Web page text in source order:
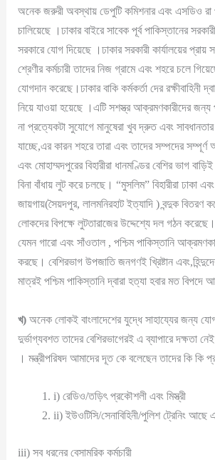
অনেক জরুরী অবস্থায় ডেপুটি কমিশনার এবং এসডিও
চালিয়েছে ।ঢাকার বাইরে সাবেক পূর্ব পাকিস্তানের সরকারী
সরকারে যোগ দিয়েছে ।ঢাকার সরকারী কার্যালয়ের
শ্রেণীর কর্মচারী তাদের নিজ গ্রামে এবং শহরে চলে
যোগদান করেছে।ঢাকার বাকি কর্মকর্তা দের রক্ষীবাহিনী
নিয়ে যাওয়া হয়েছে ।এটি সশস্ত্র আক্রমণকারীদের
না প্রত্যেকটা সুযোগে মানুষেরা খুব দ্রুত এবং সাবধানতার
যাচ্ছে,এর কারন শহরে তারা এবং তাদের সম্পদের সম্পূর্ণ
এবং মোহাম্মদপুরের বিহারীরা ধানমণ্ডির বেশির ভাগ
বিনা বাঁধায় লুট করে চলছে। “মুসলিম” বিহারীরা ঢাকা
জায়গায়(সৈয়দপুর, লালমনিরহাট ইত্যাদি ) বন্দুক বিতরণ
লোকদের বিপক্ষে লুটতারাজের উদ্দেশ্যে দল গঠন
যেমন গারো এবং সাঁওতাল , পশ্চিম পাকিস্তানি
করছে। বেশিরভাগ উপজাতি জনগণই খ্রিষ্টান
মাত্রই পশ্চিম পাকিস্তানি দ্বারা হত্যা হবার মত বিপদে
খ) অনেক লোকই বাংলাদেশের যুদ্ধে সাহায্যের জন্য
দুর্ভাগ্যবশত তাদের বেশিরভাগেরই এ ব্যাপারে দক্ষতা
। মন্ত্রীপরিষদ আমাদের দূত কে বলেছেন তাদের কি কি
i) রেডিও/তড়িৎ প্রকৌশলী এবং মিস্ত্রী
ii) ইউওটিসি/সেনাবিহিনী/পুলিশ ট্রেনিং আছে
iii) সব ধরনের বেসামরিক কর্মচারী